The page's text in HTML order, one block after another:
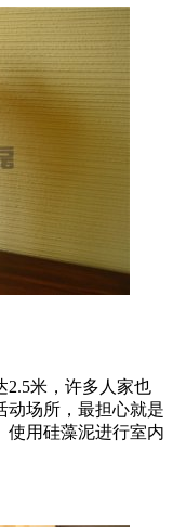
2.5米，许多人家也
动场所，最担心就是
使用硅藻泥进行室内